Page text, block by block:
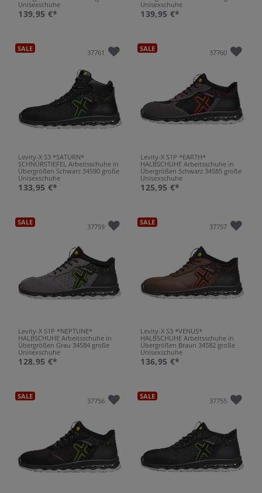
Unisexschuhe
139,95 €*
Unisexschuhe
139,95 €*
SALE 37761
Levity-X S3 *SATURN*
SCHNÜRSTIEFEL Arbeitsschuhe in
Übergrößen Schwarz 34590 große
Unisexschuhe
133,95 €*
SALE 37760
Levity-X S1P *EARTH*
HALBSCHUHE Arbeitsschuhe in
Übergrößen Schwarz 34585 große
Unisexschuhe
125,95 €*
SALE 37759
Levity-X S1P *NEPTUNE*
HALBSCHUHE Arbeitsschuhe in
Übergrößen Grau 34584 große
Unisexschuhe
128,95 €*
SALE 37757
Levity-X S3 *VENUS*
HALBSCHUHE Arbeitsschuhe in
Übergrößen Braun 34582 große
Unisexschuhe
136,95 €*
SALE 37756 SALE 37755